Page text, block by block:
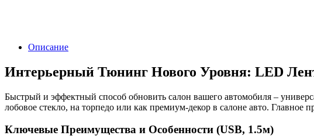
Описание
Интерьерный Тюнинг Нового Уровня: LED
Быстрый и эффектный способ обновить салон вашего автомобиля –
лобовое стекло, на торпедо или как премиум-декор в салоне авто.
Ключевые Преимущества и Особенности (USB, 1.5м)